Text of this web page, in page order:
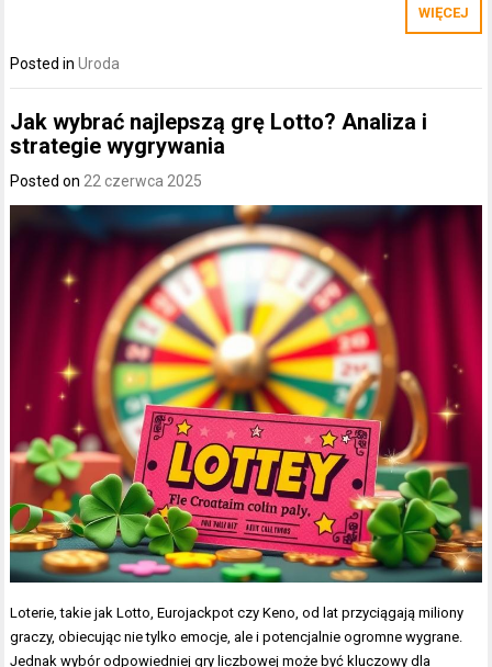
WIĘCEJ
Posted inUroda
Jak wybrać najlepszą grę Lotto? Analiza i
strategie wygrywania
Posted on22 czerwca 2025
Loterie, takie jak Lotto, Eurojackpot czy Keno, od lat przyciągają miliony
graczy, obiecując nie tylko emocje, ale i potencjalnie ogromne wygrane.
Jednak wybór odpowiedniej gry liczbowej może być kluczowy dla